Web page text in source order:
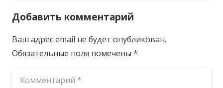
Добавить комментарий
Ваш адрес email не будет опубликован.
Обязательные поля помечены *